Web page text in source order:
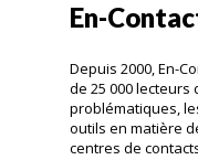
En-
Depuis 2000, En-
de 25 000
problématiques,
outils en matière
centres de